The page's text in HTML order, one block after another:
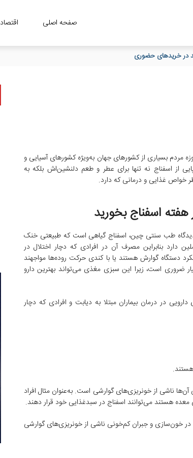
صفحه اصلی اقتصاد
در خریدهای حضوری
مردم بسیاری از کشورهای جهان به‌ویژه کشورهای آسیایی و
از اسفناج نه تنها برای عطر و طعم دلنشین‌اش بلکه به
خواص غذایی و درمانی که دارد.
هفته اسفناج بخورید
طب سنتی چین، اسفناج گیاهی است که طبیعتی خنک
دارد بنابراین مصرف آن در افرادی که دچار اختلال در
دستگاه گوارش هستند یا با کندی حرکت روده‌ها مواجهند
ضروری است، زیرا این سبزی مغذی می‌تواند بهترین دارو
در درمان بیماران مبتلا به دیابت و افرادی که دچار
آن‌ها ناشی از خونریزی‌های گوارشی است. به‌عنوان مثال افراد
معده هستند می‌توانند اسفناج در سبدغذایی خود قرار دهند.
در خون‌سازی و جبران کم‌خونی ناشی از خونریزی‌های گوارشی